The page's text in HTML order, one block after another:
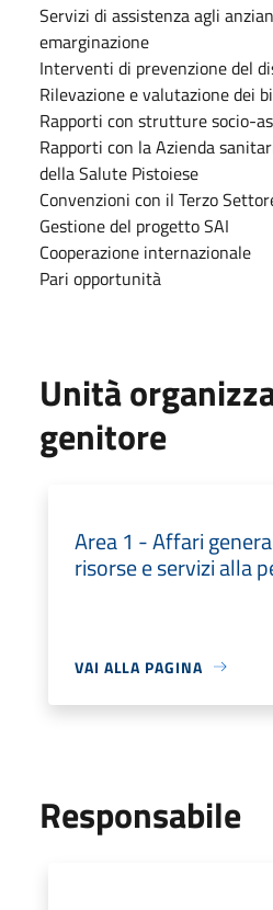
Servizi di assistenza agli
emarginazione
Interventi di prevenzione del
Rilevazione e valutazione dei
Rapporti con strutture socio-
Rapporti con la Azienda
della Salute Pistoiese
Convenzioni con il Terzo
Gestione del progetto SAI
Cooperazione internazionale
Pari opportunità
Unità
genitore
Area 1 - Affari
risorse e servizi alla
VAI ALLA PAGINA
Responsabile